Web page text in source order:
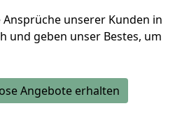
unserer Kunden in
und geben unser Bestes, um
Angebote erhalten